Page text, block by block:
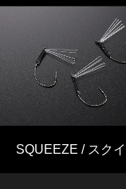
SQUEEZE / スク